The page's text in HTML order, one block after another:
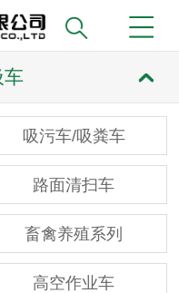
车
吸污车/吸粪车
路面清扫车
畜禽养殖系列
高空作业车